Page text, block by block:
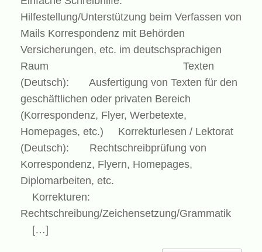
Hilfestellung/Unterstützung beim Verfassen von
Mails Korrespondenz mit Behörden
Versicherungen, etc. im deutschsprachigen
Raum Texten
(Deutsch): Ausfertigung von Texten für den
geschäftlichen oder privaten Bereich
(Korrespondenz, Flyer, Werbetexte,
Homepages, etc.) Korrekturlesen / Lektorat
(Deutsch): Rechtschreibprüfung von
Korrespondenz, Flyern, Homepages,
Diplomarbeiten, etc.
Korrekturen:
Rechtschreibung/Zeichensetzung/Grammatik
[…]